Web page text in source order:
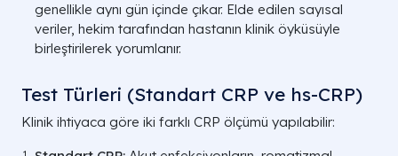
genellikle aynı gün içinde çıkar. Elde edilen sayısal
veriler, hekim tarafından hastanın klinik öyküsüyle
birleştirilerek yorumlanır.
Test Türleri (Standart CRP ve hs-CRP)
Klinik ihtiyaca göre iki farklı CRP ölçümü yapılabilir: